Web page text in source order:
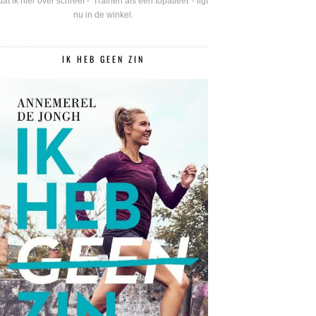
nu in de winkel.
IK HEB GEEN ZIN